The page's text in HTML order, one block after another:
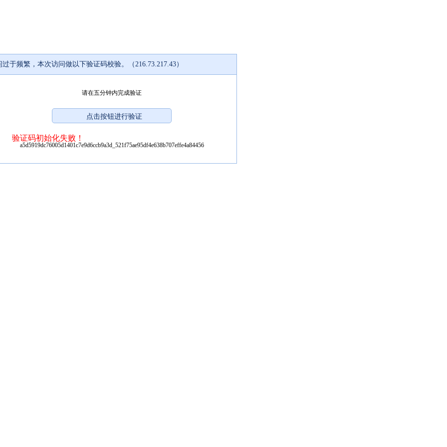
过于频繁，本次访问做以下验证码校验。（216.73.217.43）
请在五分钟内完成验证
验证码初始化失败！
a5d5919dc76005d1401c7e9d6ccb9a3d_521f75ae95df4e638b707effe4a84456